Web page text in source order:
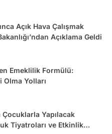
Açık Hava Çalışmak
Açıklama Geldi
Emeklilik Formülü:
Olma Yolları
Yapılacak
Tiyatroları ve Etkinlik